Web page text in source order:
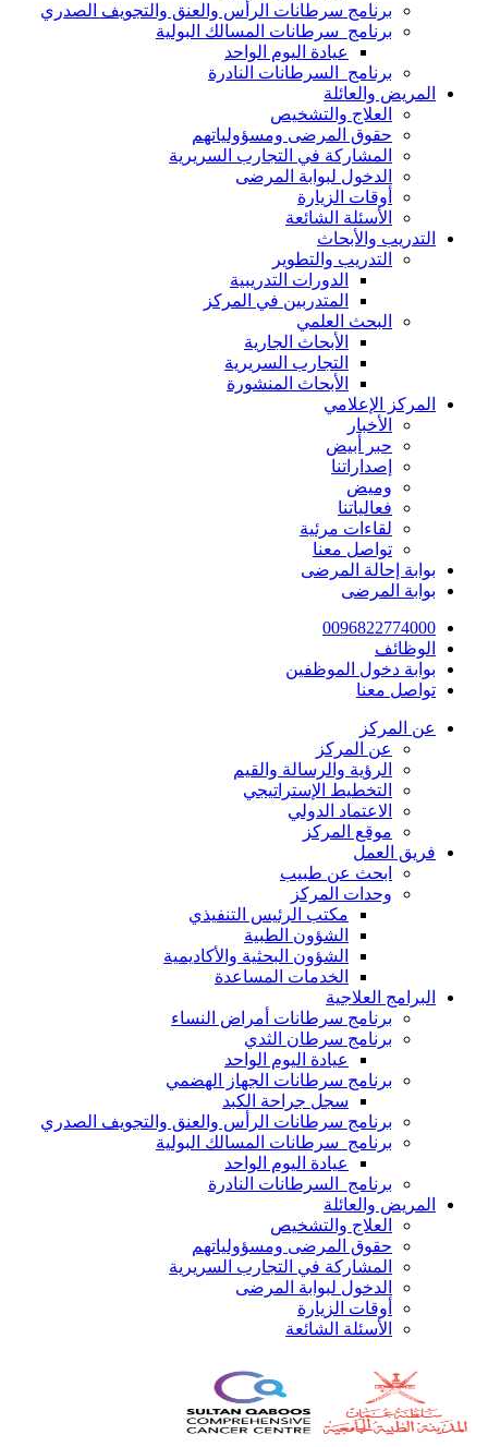
برنامج سرطانات الرأس والعنق والتجويف الصدري
برنامج سرطانات المسالك البولية
عيادة اليوم الواحد
برنامج السرطانات النادرة
المريض والعائلة
العلاج والتشخيص
حقوق المرضى ومسؤولياتهم
المشاركة في التجارب السريرية
الدخول لبوابة المرضى
أوقات الزيارة
الأسئلة الشائعة
التدريب والأبحاث
التدريب والتطوير
الدورات التدريبية
المتدربين في المركز
البحث العلمي
الأبحاث الجارية
التجارب السريرية
الأبحاث المنشورة
المركز الإعلامي
الأخبار
حبر أبيض
إصداراتنا
وميض
فعالياتنا
لقاءات مرئية
تواصل معنا
بوابة إحالة المرضى
بوابة المرضى
0096822774000
الوظائف
بوابة دخول الموظفين
تواصل معنا
عن المركز
عن المركز
الرؤية والرسالة والقيم
التخطيط الإستراتيجي
الاعتماد الدولي
موقع المركز
فريق العمل
ابحث عن طبيب
وحدات المركز
مكتب الرئيس التنفيذي
الشؤون الطبية
الشؤون البحثية والأكاديمية
الخدمات المساعدة
البرامج العلاجية
برنامج سرطانات أمراض النساء
برنامج سرطان الثدي
عيادة اليوم الواحد
برنامج سرطانات الجهاز الهضمي
سجل جراحة الكبد
برنامج سرطانات الرأس والعنق والتجويف الصدري
برنامج سرطانات المسالك البولية
عيادة اليوم الواحد
برنامج السرطانات النادرة
المريض والعائلة
العلاج والتشخيص
حقوق المرضى ومسؤولياتهم
المشاركة في التجارب السريرية
الدخول لبوابة المرضى
أوقات الزيارة
الأسئلة الشائعة